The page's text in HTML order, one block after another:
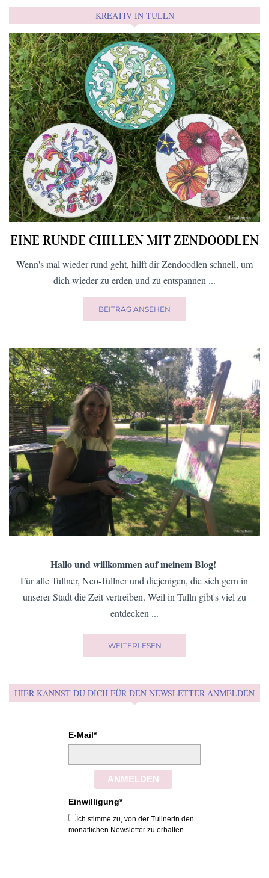
KREATIV IN TULLN
EINE RUNDE CHILLEN MIT ZENDOODLEN
Wenn's mal wieder rund geht, hilft dir Zendoodlen schnell, um
dich wieder zu erden und zu entspannen ...
BEITRAG ANSEHEN
Hallo und willkommen auf meinem Blog!
Für alle Tullner, Neo-Tullner und diejenigen, die sich gern in
unserer Stadt die Zeit vertreiben. Weil in Tulln gibt's viel zu
entdecken ...
WEITERLESEN
HIER KANNST DU DICH FÜR DEN NEWSLETTER ANMELDEN
E-Mail*
ANMELDEN
Einwilligung*
Ich stimme zu, von der Tullnerin den
monatlichen Newsletter zu erhalten.